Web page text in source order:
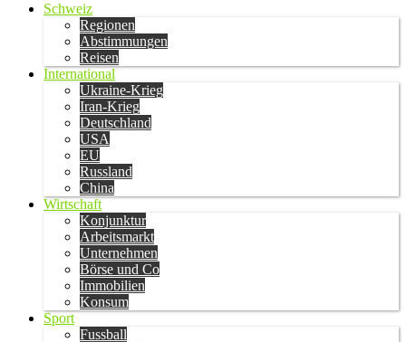
Schweiz
Regionen
Abstimmungen
Reisen
International
Ukraine-Krieg
Iran-Krieg
Deutschland
USA
EU
Russland
China
Wirtschaft
Konjunktur
Arbeitsmarkt
Unternehmen
Börse und Co
Immobilien
Konsum
Sport
Fussball